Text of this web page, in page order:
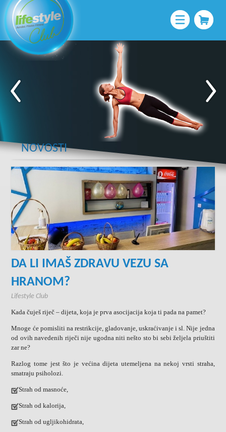
NOVOSTI
DA LI IMAŠ ZDRAVU VEZU SA
HRANOM?
Lifestyle Club
Kada čuješ riječ – dijeta, koja je prva asocijacija koja ti pada na pamet?
Mnoge će pomisliti na restrikcije, gladovanje, uskraćivanje i sl. Nije jedna
od ovih navedenih riječi nije ugodna niti nešto sto bi sebi željela priuštiti
zar ne?
Razlog tome jest što je većina dijeta utemeljena na nekoj vrsti straha,
smatraju psiholozi.
Strah od masnoće,
Strah od kalorija,
Strah od ugljikohidrata,